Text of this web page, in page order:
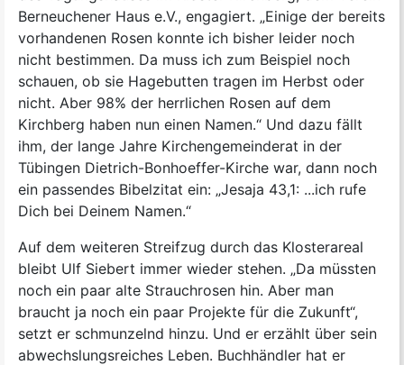
Berneuchener Haus e.V., engagiert. „Einige der bereits
vorhandenen Rosen konnte ich bisher leider noch
nicht bestimmen. Da muss ich zum Beispiel noch
schauen, ob sie Hagebutten tragen im Herbst oder
nicht. Aber 98% der herrlichen Rosen auf dem
Kirchberg haben nun einen Namen.“ Und dazu fällt
ihm, der lange Jahre Kirchengemeinderat in der
Tübingen Dietrich-Bonhoeffer-Kirche war, dann noch
ein passendes Bibelzitat ein: „Jesaja 43,1: ...ich rufe
Dich bei Deinem Namen.“
Auf dem weiteren Streifzug durch das Klosterareal
bleibt Ulf Siebert immer wieder stehen. „Da müssten
noch ein paar alte Strauchrosen hin. Aber man
braucht ja noch ein paar Projekte für die Zukunft“,
setzt er schmunzelnd hinzu. Und er erzählt über sein
abwechslungsreiches Leben. Buchhändler hat er